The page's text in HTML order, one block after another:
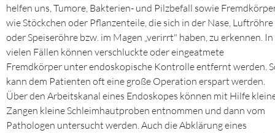
helfen uns, Tumore, Bakterien- und Pilzbefall sowie
wie Stöckchen oder Pflanzenteile, die sich in der Nase, Luftröhre
oder Speiseröhre bzw. im Magen „verirrt" haben, zu erkennen. In
vielen Fällen können verschluckte oder eingeatmete
Fremdkörper unter endoskopische Kontrolle entfernt werden.
kann dem Patienten oft eine große Operation erspart werden.
Über den Arbeitskanal eines Endoskopes können mit Hilfe
Zangen kleine Schleimhautproben entnommen und dann vom
Pathologen untersucht werden. Auch die Abklärung eines